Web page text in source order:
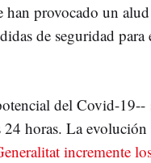
han provocado un
de seguridad para
del Covid-19--
24 horas. La evolución
incremente